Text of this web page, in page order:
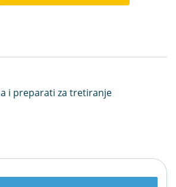
i preparati za tretiranje